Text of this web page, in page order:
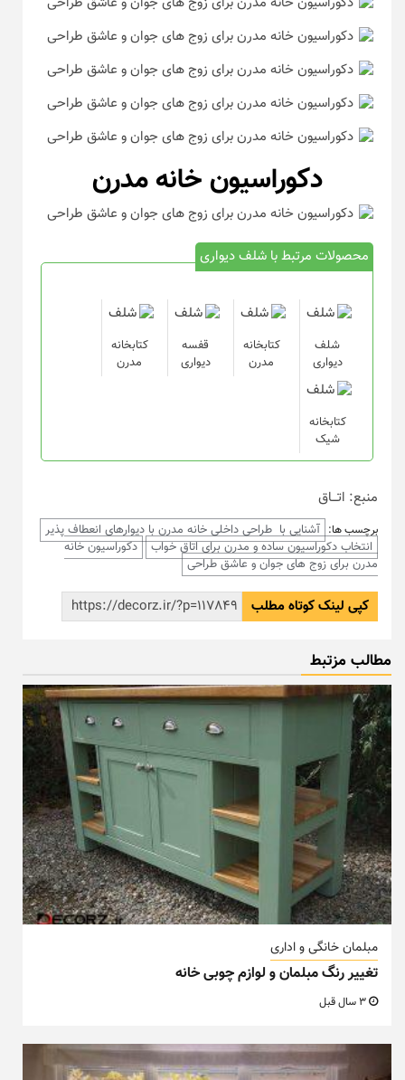
دکوراسیون خانه مدرن
محصولات مرتبط با شلف دیواری
شلف
دیواری
کتابخانه
مدرن
قفسه
دیواری
کتابخانه
مدرن
کتابخانه
شیک
منبع: اتـــاق
برچسب ها: آشنایی با طراحی داخلی خانه مدرن با دیوارهای انعطاف پذیر
انتخاب دکوراسیون ساده و مدرن برای اتاق خواب
دکوراسیون خانه
مدرن برای زوج های جوان و عاشق طراحی
کپی لینک کوتاه مطلب
مطالب مزتبط
مبلمان خانگی و اداری
تغییر رنگ مبلمان و لوازم چوبی خانه